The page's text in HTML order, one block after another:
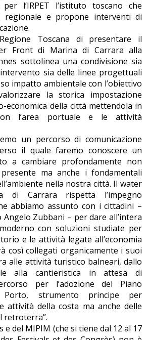
l’IRPET l’istituto toscano che
regionale e propone interventi di
Toscana di presentare il
Front di Marina di Carrara alla
sottolinea una condivisione sia
sia delle linee progettuali
impatto ambientale con l’obiettivo
la storica impostazione
economica della città mettendola in
l’area portuale e le attività
un percorso di comunicazione
il quale faremo conoscere un
a cambiare profondamente non
ma anche i fondamentali
nella nostra città. Il water
Carrara rispetta l’impegno
abbiamo assunto con i cittadini –
Zubbani – per dare all’intera
con soluzioni studiate per
e le attività legate all’economia
così collegati organicamente i suoi
alle attività turistico balneari, dallo
alla cantieristica in attesa di
per l’adozione del Piano
Porto, strumento principe per
attività della costa ma anche delle
retroterra”.
e del MIPIM (che si tiene dal 12 al 17